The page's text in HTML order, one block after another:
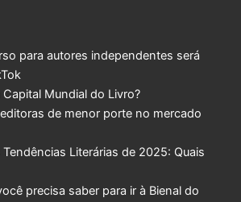
para autores independentes será
Capital Mundial do Livro?
de menor porte no mercado
Literárias de 2025: Quais
precisa saber para ir à Bienal do